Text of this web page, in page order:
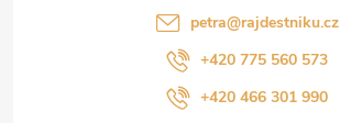
petra@rajdestniku.cz
+420 775 560 573
+420 466 301 990